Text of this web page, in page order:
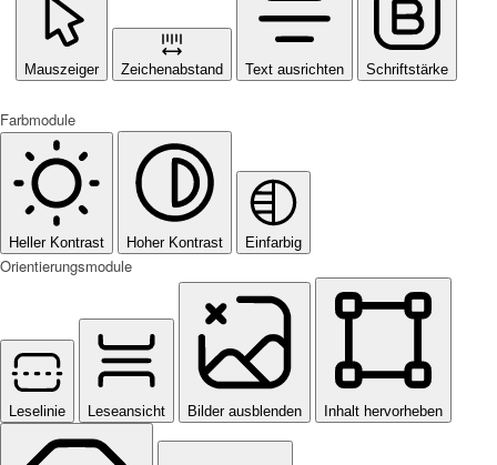
Mauszeiger Zeichenabstand Text ausrichten Schriftstärke
Farbmodule
Heller Kontrast Hoher Kontrast Einfarbig
Orientierungsmodule
Leselinie Leseansicht Bilder ausblenden Inhalt hervorheben